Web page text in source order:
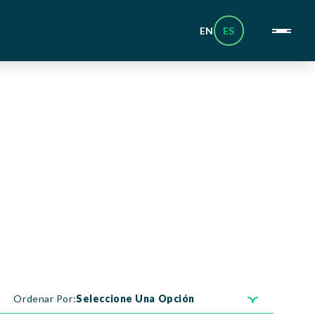
EN ES
Ordenar Por:Seleccione Una Opción